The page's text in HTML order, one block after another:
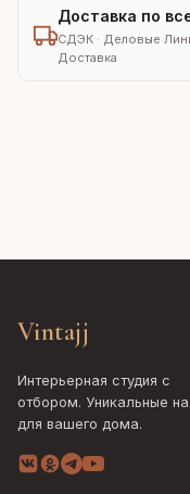
Доставка по
СДЭК · Деловые
Доставка
Vintajj
Интерьерная студия с
отбором. Уникальные
для вашего дома.